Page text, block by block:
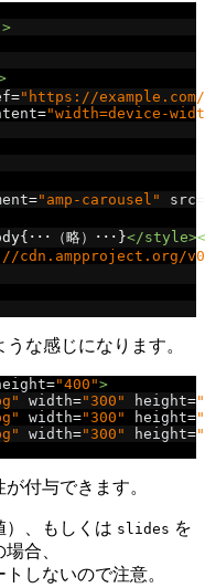
>
="https://
="width=device-
="amp-carousel" src
{･･･（略）･･･}</
cdn.ampproject.org/
な感じになります。
="400">
width="300" height=
width="300" height=
width="300" height=
付与できます。
）、もしくは slides を
場合、
トしないので注意。